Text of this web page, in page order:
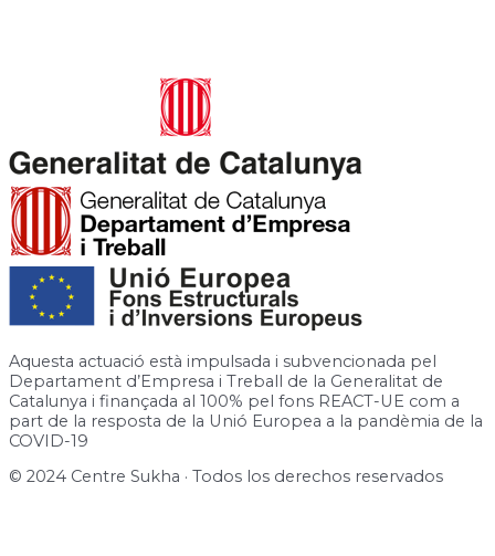
Aquesta actuació està impulsada i subvencionada pel
Departament d’Empresa i Treball de la Generalitat de
Catalunya i finançada al 100% pel fons REACT-UE com a
part de la resposta de la Unió Europea a la pandèmia de la
COVID-19
© 2024 Centre Sukha · Todos los derechos reservados